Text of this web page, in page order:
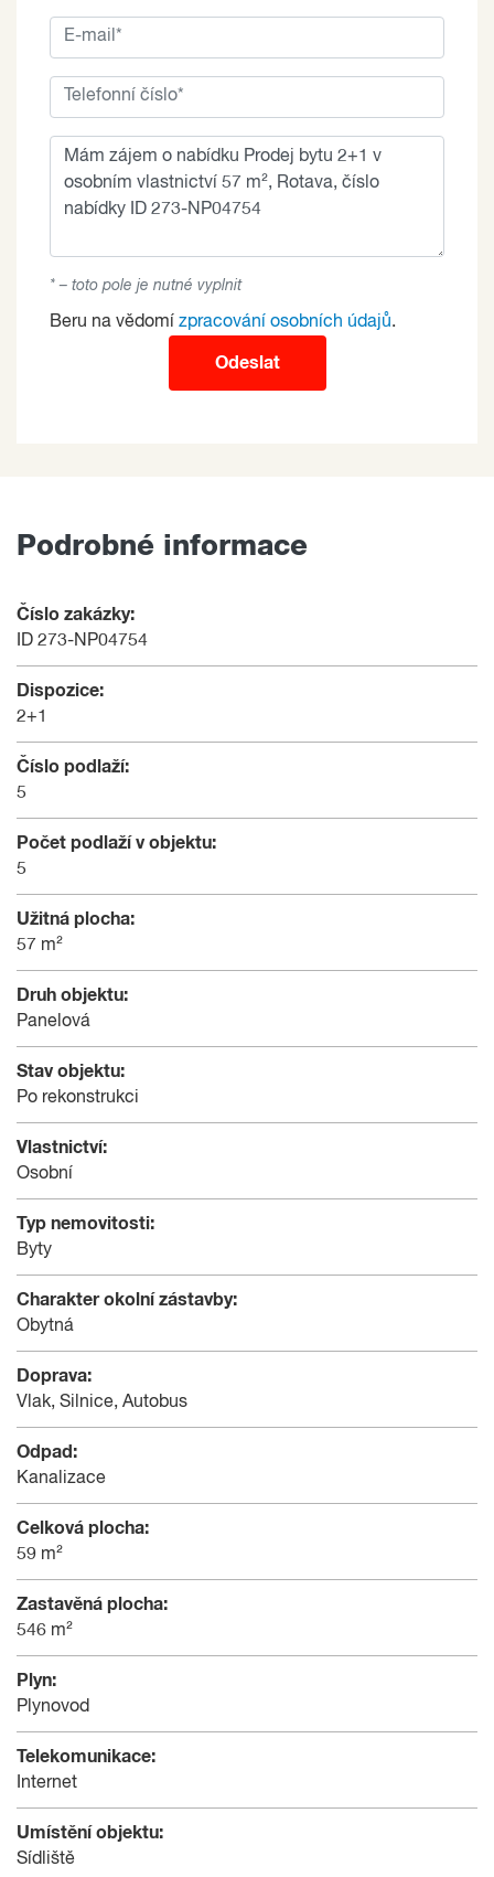
* – toto pole je nutné vyplnit
Beru na vědomí zpracování osobních údajů.
Odeslat
Podrobné informace
Číslo zakázky:
ID 273-NP04754
Dispozice:
2+1
Číslo podlaží:
5
Počet podlaží v objektu:
5
Užitná plocha:
57 m²
Druh objektu:
Panelová
Stav objektu:
Po rekonstrukci
Vlastnictví:
Osobní
Typ nemovitosti:
Byty
Charakter okolní zástavby:
Obytná
Doprava:
Vlak, Silnice, Autobus
Odpad:
Kanalizace
Celková plocha:
59 m²
Zastavěná plocha:
546 m²
Plyn:
Plynovod
Telekomunikace:
Internet
Umístění objektu:
Sídliště